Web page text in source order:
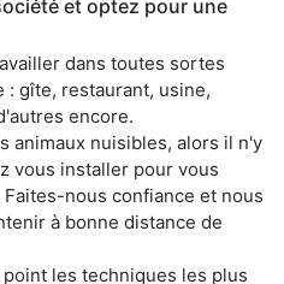
et optez pour une
dans toutes sortes
gîte, restaurant, usine,
encore.
animaux nuisibles, alors il n'y
vous installer pour vous
nous confiance et nous
à bonne distance de
les techniques les plus